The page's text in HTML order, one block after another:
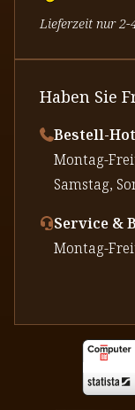
Lieferzeit nur 2-
Haben Sie
Bestell-
⁠Montag-
⁠Samstag,
Service &
⁠Montag-